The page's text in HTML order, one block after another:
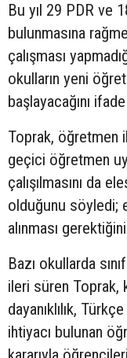
Bu yıl 29 PDR ve
bulunmasına
çalışması
okulların yeni
başlayacağını
Toprak, öğretmen
geçici öğretmen
çalışılmasını da
olduğunu söyledi;
alınması
Bazı okullarda
ileri süren Toprak,
dayanıklılık,
ihtiyacı bulunan